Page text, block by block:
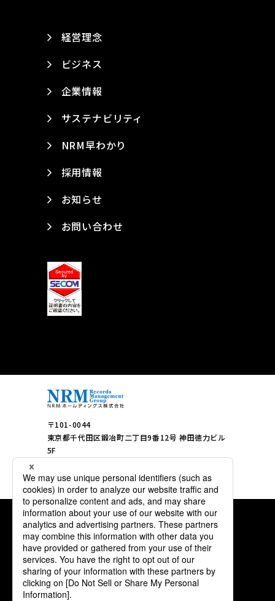
経営理念
ビジネス
企業情報
サステナビリティ
NRM早わかり
採用情報
お知らせ
お問い合わせ
〒101-0044
東京都千代田区鍛冶町二丁目9番12号 神田徳力ビル
5F
サイトマップ
情報セキュリティについて
個人情報保護について